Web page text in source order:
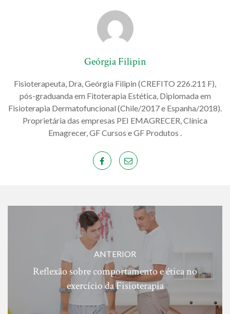
Geórgia Filipin
Fisioterapeuta, Dra, Geórgia Filipin (CREFITO 226.211 F),
pós-graduanda em Fitoterapia Estética, Diplomada em
Fisioterapia Dermatofuncional (Chile/2017 e Espanha/2018).
Proprietária das empresas PEI EMAGRECER, Clínica
Emagrecer, GF Cursos e GF Produtos .
ANTERIOR
Reflexão sobre comportamento e ética no
exercício da Fisioterapia